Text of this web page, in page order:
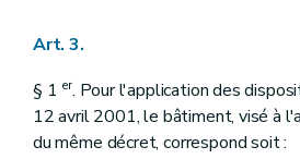
Art. 3.
§ 1 er. Pour l'application des
12 avril 2001, le bâtiment, visé à
du même décret, correspond soit :